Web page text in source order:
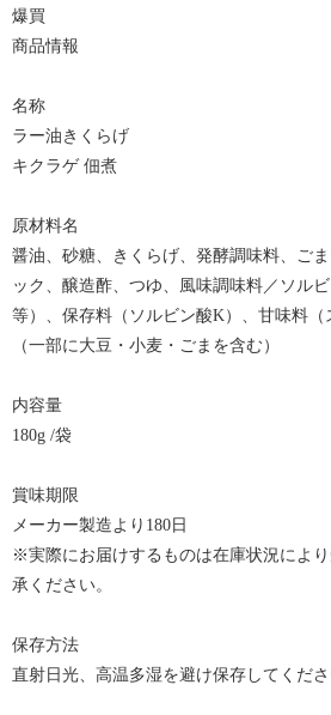
爆買
商品情報
名称
ラー油きくらげ
キクラゲ 佃煮
原材料名
醤油、砂糖、きくらげ、発酵調味料、ご
ック、醸造酢、つゆ、風味調味料／ソル
等）、保存料（ソルビン酸K）、甘味料（
（一部に大豆・小麦・ごまを含む）
内容量
180g /袋
賞味期限
メーカー製造より180日
※実際にお届けするものは在庫状況によ
承ください。
保存方法
直射日光、高温多湿を避け保存してくださ